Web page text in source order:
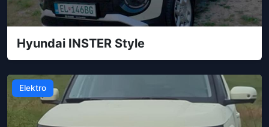
Hyundai INSTER Style
Elektro